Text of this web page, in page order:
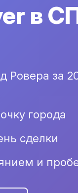
в
Ровера за
города
сделки
и